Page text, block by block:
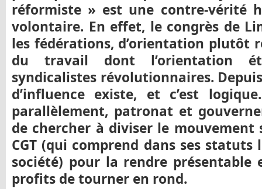
réformiste » est une contre-vérité
volontaire. En effet, le congrès de
les fédérations, d’orientation plutôt
du travail dont l’orientation
syndicalistes révolutionnaires.
d’influence existe, et c’est
parallèlement, patronat et
de chercher à diviser le mouvement
CGT (qui comprend dans ses
société) pour la rendre présentable
profits de tourner en rond.